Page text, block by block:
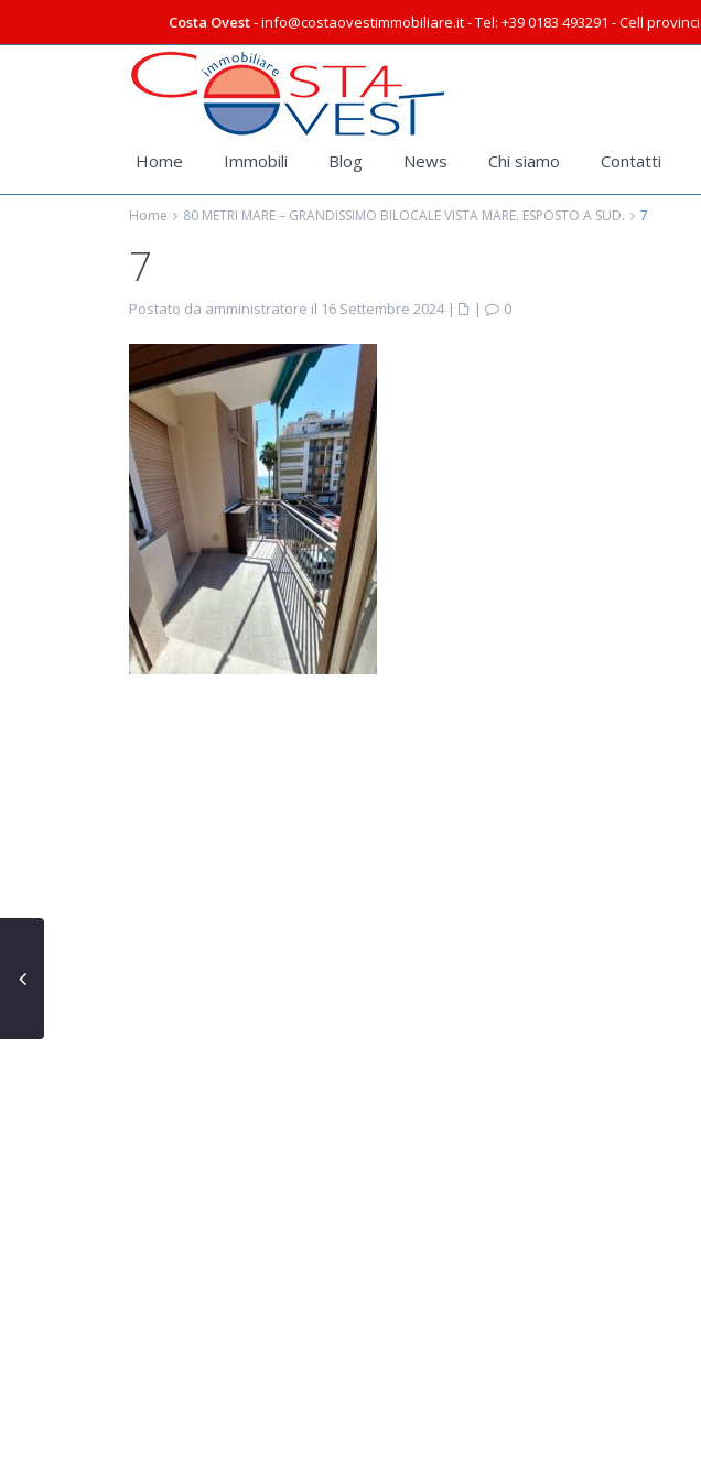
Costa Ovest- info@costaovestimmobiliare.it - Tel: +39 0183 493291 - Cell
Home Immobili Blog News Chi siamo Contatti
Home 80 METRI MARE – GRANDISSIMO BILOCALE VISTA MARE. ESPOSTO A SUD. 7
7
Postato da amministratore il 16 Settembre 2024 | | 0